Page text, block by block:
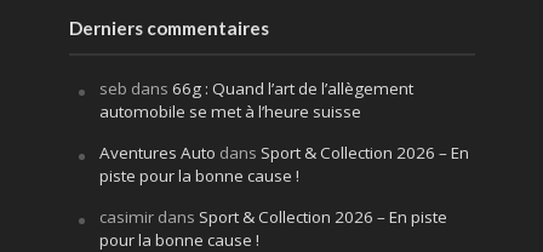
Derniers commentaires
seb dans 66g : Quand l’art de l’allègement
automobile se met à l’heure suisse
Aventures Auto dans Sport & Collection 2026 – En
piste pour la bonne cause !
casimirdans Sport & Collection 2026 – En piste
pour la bonne cause !